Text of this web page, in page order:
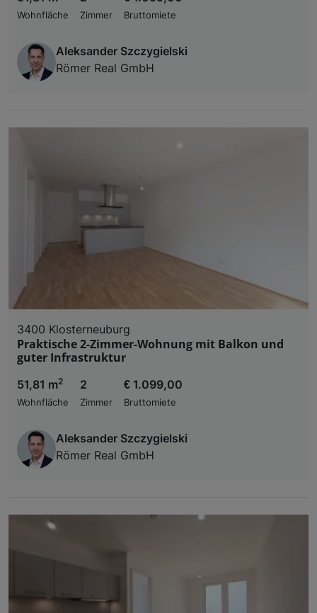
Wohnfläche
Zimmer Bruttomiete
Aleksander Szczygielski
Römer Real GmbH
3400 Klosterneuburg
Praktische 2-Zimmer-Wohnung mit Balkon und
guter Infrastruktur
51,81 m2
Wohnfläche
2
Zimmer
€ 1.099,00
Bruttomiete
Aleksander Szczygielski
Römer Real GmbH